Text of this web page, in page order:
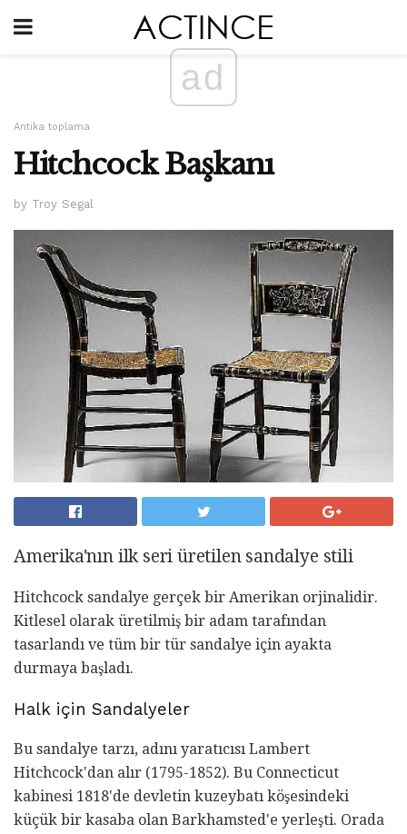
ad
Antika toplama
Hitchcock Başkanı
by Troy Segal
Amerika'nın ilk seri üretilen sandalye stili
Hitchcock sandalye gerçek bir Amerikan orjinalidir.
Kitlesel olarak üretilmiş bir adam tarafından
tasarlandı ve tüm bir tür sandalye için ayakta
durmaya başladı.
Halk için Sandalyeler
Bu sandalye tarzı, adını yaratıcısı Lambert
Hitchcock'dan alır (1795-1852). Bu Connecticut
kabinesi 1818'de devletin kuzeybatı köşesindeki
küçük bir kasaba olan Barkhamsted'e yerleşti. Orada